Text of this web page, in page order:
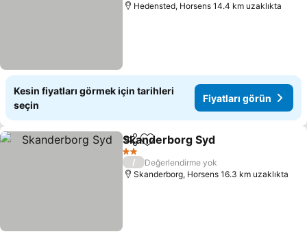
Hedensted, Horsens 14.4 km uzaklıkta
Kesin fiyatları görmek için tarihleri
seçin
Fiyatları görün
PaylaşFavorilerime ekle
Skanderborg Syd
2 Yıldız
/
Değerlendirme yok
Skanderborg, Horsens 16.3 km uzaklıkta